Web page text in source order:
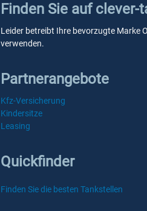
Finden Sie auf clever-
Leider betreibt Ihre bevorzugte Marke
verwenden.
Partnerangebote
Kfz-Versicherung
Kindersitze
Leasing
Quickfinder
Finden Sie die besten Tankstellen